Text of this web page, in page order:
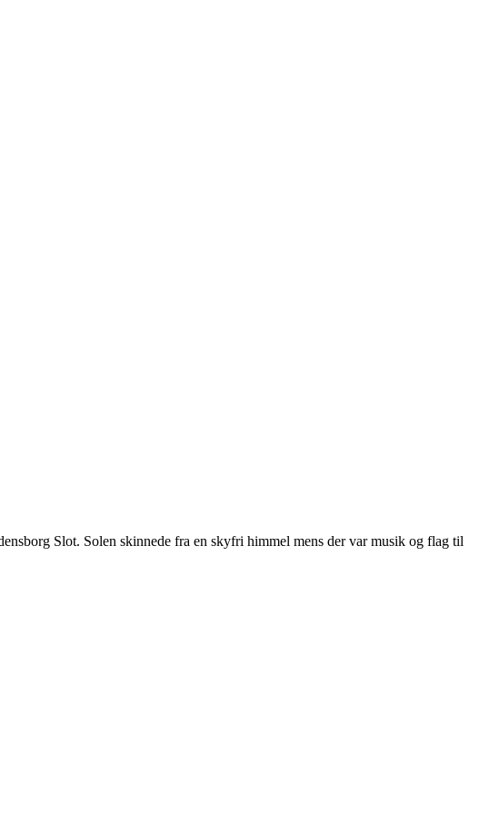
Slot. Solen skinnede fra en skyfri himmel mens der var musik og flag til